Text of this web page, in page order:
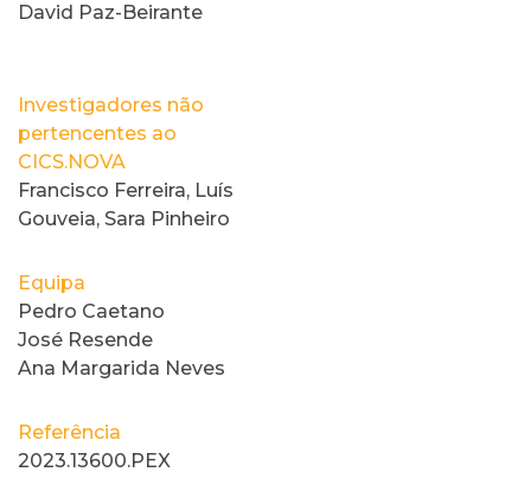
David Paz-Beirante
Investigadores não
pertencentes ao
CICS.NOVA
Francisco Ferreira, Luís
Gouveia, Sara Pinheiro
Equipa
Pedro Caetano
José Resende
Ana Margarida Neves
Referência
2023.13600.PEX